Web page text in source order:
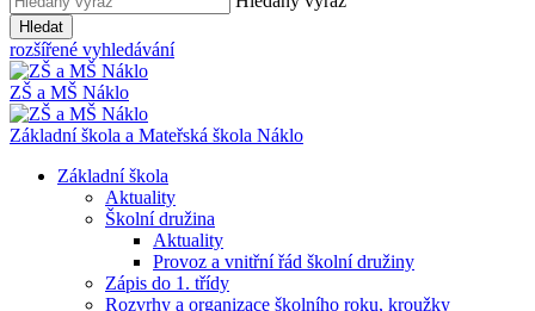
Hledat
rozšířené vyhledávání
ZŠ a MŠ Náklo
Základní škola a Mateřská škola Náklo
Základní škola
Aktuality
Školní družina
Aktuality
Provoz a vnitřní řád školní družiny
Zápis do 1. třídy
Rozvrhy a organizace školního roku, kroužky